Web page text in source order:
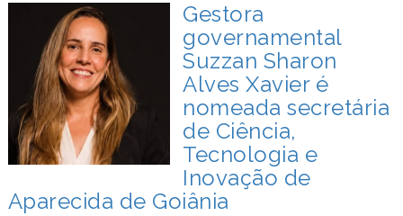
Gestora
governamental
Suzzan Sharon
Alves Xavier é
nomeada secretária
de Ciência,
Tecnologia e
Inovação de
Aparecida de Goiânia